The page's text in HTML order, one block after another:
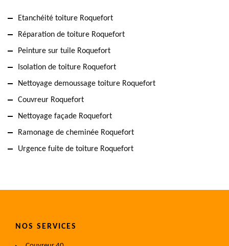
Etanchéité toiture Roquefort
Réparation de toiture Roquefort
Peinture sur tuile Roquefort
Isolation de toiture Roquefort
Nettoyage demoussage toiture Roquefort
Couvreur Roquefort
Nettoyage façade Roquefort
Ramonage de cheminée Roquefort
Urgence fuite de toiture Roquefort
NOS SERVICES